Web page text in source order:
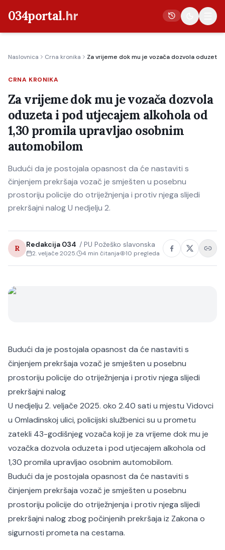
034portal.hr
Crna kronika
Poljoprivreda
Politika
Gospodarstvo
Kultura
Sport
Naslovnica Crna kronika Za vrijeme dok mu je vozača dozvola
CRNA KRONIKA
Za vrijeme dok mu je vozača dozvola
oduzeta i pod utjecajem alkohola od
1,30 promila upravljao osobnim
automobilom
Budući da je postojala opasnost da će nastaviti s
činjenjem prekršaja vozač je smješten u posebnu
prostoriju policije do otriježnjenja i protiv njega slijedi
prekršajni nalog U nedjelju 2.
R Redakcija 034 / PU Požeško slavonska
2. veljače 2025. 4 min čitanja 10 pregleda
Budući da je postojala opasnost da će nastaviti s
činjenjem prekršaja vozač je smješten u posebnu
prostoriju policije do otriježnjenja i protiv njega slijedi
prekršajni nalog
U nedjelju 2. veljače 2025. oko 2.40 sati u mjestu Vidovci
u Omladinskoj ulici, policijski službenici su u prometu
zatekli 43-godišnjeg vozača koji je za vrijeme dok mu je
vozačka dozvola oduzeta i pod utjecajem alkohola od
1,30 promila upravljao osobnim automobilom.
Budući da je postojala opasnost da će nastaviti s
činjenjem prekršaja vozač je smješten u posebnu
prostoriju policije do otriježnjenja i protiv njega slijedi
prekršajni nalog zbog počinjenih prekršaja iz Zakona o
sigurnosti prometa na cestama.